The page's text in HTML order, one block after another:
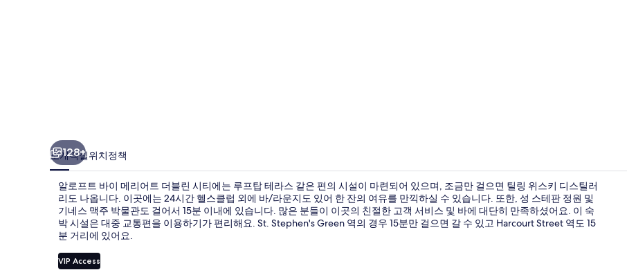
티
의
사
진
갤
러
바(숙박 시설 내)
128+
소개객실위치정책
알로프트 바이 메리어트 더블린 시티에는 루프탑 테라스 같은 편의 시설이 마련되어 있으며, 조금만 걸으면 틸링 위스키 디스틸러
리도 나옵니다. 이곳에는 24시간 헬스클럽 외에 바/라운지도 있어 한 잔의 여유를 만끽하실 수 있습니다. 또한, 성 스테판 정원 및
기네스 맥주 박물관도 걸어서 15분 이내에 있습니다. 많은 분들이 이곳의 친절한 고객 서비스 및 바에 대단히 만족하셨어요. 이 숙
박 시설은 대중 교통편을 이용하기가 편리해요. St. Stephen's Green 역의 경우 15분만 걸으면 갈 수 있고 Harcourt Street 역도 15
분 거리에 있어요.
VIP Access